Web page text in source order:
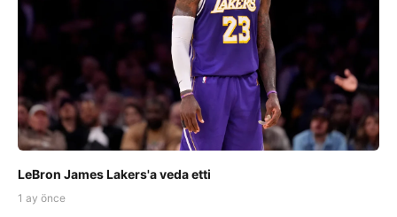
LeBron James Lakers'a veda etti
1 ay önce